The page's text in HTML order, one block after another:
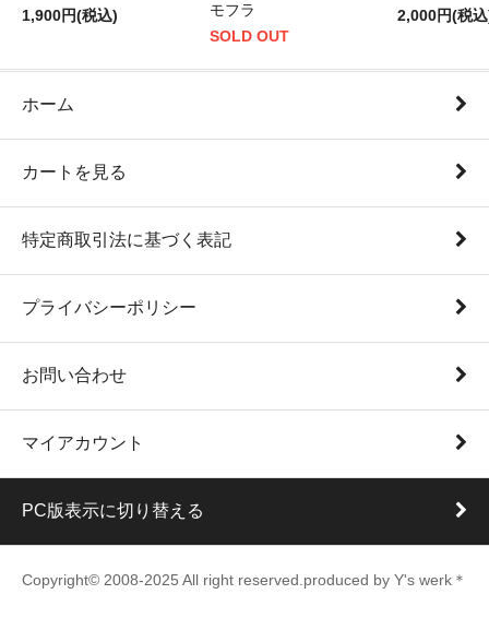
1,900円(税込)
モフラ
SOLD OUT
2,000円(税
ホーム
カートを見る
特定商取引法に基づく表記
プライバシーポリシー
お問い合わせ
マイアカウント
PC版表示に切り替える
Copyright© 2008-2025 All right reserved.produced by Y's werk＊